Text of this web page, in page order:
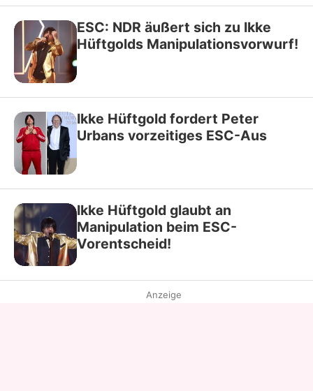
ESC: NDR äußert sich zu Ikke
Hüftgolds Manipulationsvorwurf!
Ikke Hüftgold fordert Peter
Urbans vorzeitiges ESC-Aus
Ikke Hüftgold glaubt an
Manipulation beim ESC-
Vorentscheid!
Anzeige